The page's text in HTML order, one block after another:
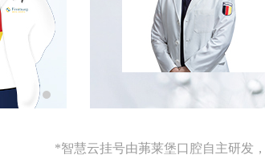
*智慧云挂号由茀莱堡口腔自主研发